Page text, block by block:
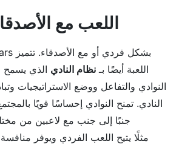
اللعب مع
اللعبة أيضًا بـ نظام النادي الذي يسمح
النوادي والتفاعل ووضع الاستراتيجيات
النادي. تمنح النوادي إحساسًا قويًا
جنبًا إلى جنب مع لاعبين من